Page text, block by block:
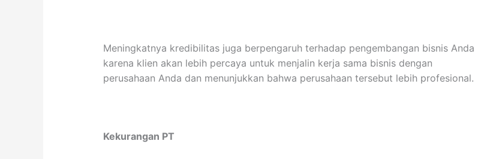
Meningkatnya kredibilitas juga berpengaruh terhadap pengembangan bisnis Anda
karena klien akan lebih percaya untuk menjalin kerja sama bisnis dengan
perusahaan Anda dan menunjukkan bahwa perusahaan tersebut lebih profesional.
Kekurangan PT